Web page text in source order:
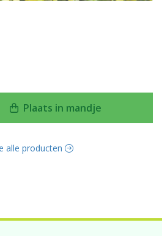
Plaats in mandje
alle producten